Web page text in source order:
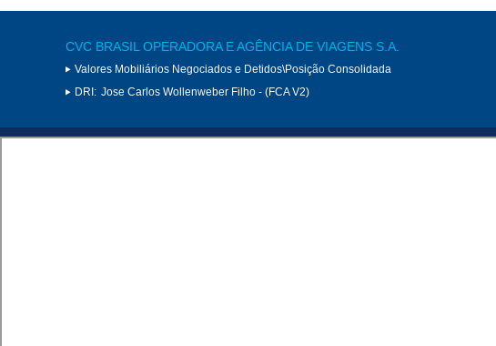
CVC BRASIL OPERADORA E AGÊNCIA DE VIAGENS S.A.
Valores Mobiliários Negociados e Detidos\Posição Consolidada
DRI: Jose Carlos Wollenweber Filho - (FCA V2)